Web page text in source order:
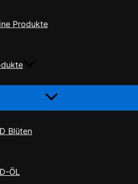
Produkte
Menü
Blüten
ÖL